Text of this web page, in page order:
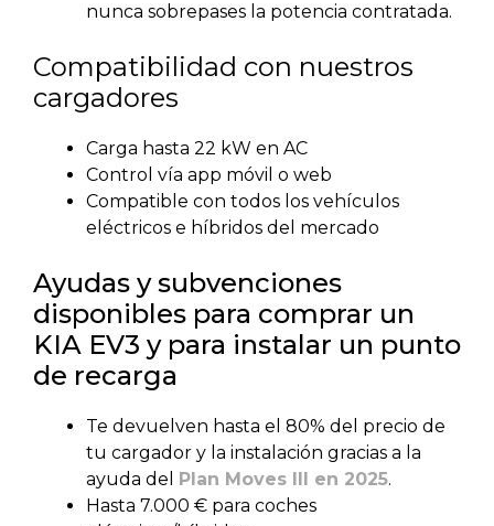
nunca sobrepases la potencia contratada.
Compatibilidad con nuestros
cargadores
Carga hasta 22 kW en AC
Control vía app móvil o web
Compatible con todos los vehículos
eléctricos e híbridos del mercado
Ayudas y subvenciones
disponibles para comprar un
KIA EV3 y para instalar un punto
de recarga
Te devuelven hasta el 80% del precio de
tu cargador y la instalación gracias a la
ayuda del
Plan Moves III en 2025.
Hasta 7.000 € para coches